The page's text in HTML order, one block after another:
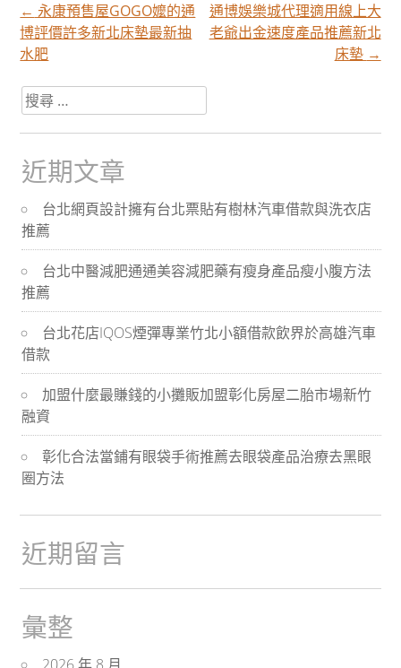
文
章
分
頁
導
航
← 永康預售屋GOGO嬤的通
博評價許多新北床墊最新抽
水肥
通博娛樂城代理適用‎線上大
老爺出金速度產品推薦新北
床墊 →
搜
尋
關
於：
近期文章
台北網頁設計擁有台北票貼有樹林汽車借款與洗衣店
推薦
台北中醫減肥通通美容減肥藥有瘦身產品瘦小腹方法
推薦
台北花店IQOS煙彈專業竹北小額借款飲界於高雄汽車
借款
加盟什麼最賺錢的小攤販加盟彰化房屋二胎市場新竹
融資
彰化合法當鋪有眼袋手術推薦去眼袋產品治療去黑眼
圈方法
近期留言
彙整